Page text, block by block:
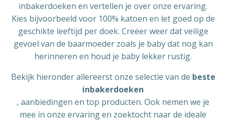
inbakerdoeken en vertellen je over onze ervaring.
Kies bijvoorbeeld voor 100% katoen en let goed op de
geschikte leeftijd per doek. Creëer weer dat veilige
gevoel van de baarmoeder zoals je baby dat nog kan
herinneren en houd je baby lekker rustig.
Bekijk hieronder allereerst onze selectie van de beste
inbakerdoeken
, aanbiedingen en top producten. Ook nemen we je
mee in onze ervaring en zoektocht naar de ideale